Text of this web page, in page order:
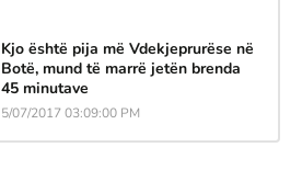
Kjo është pija më Vdekjeprurëse në
Botë, mund të marrë jetën brenda
45 minutave
5/07/2017 03:09:00 PM